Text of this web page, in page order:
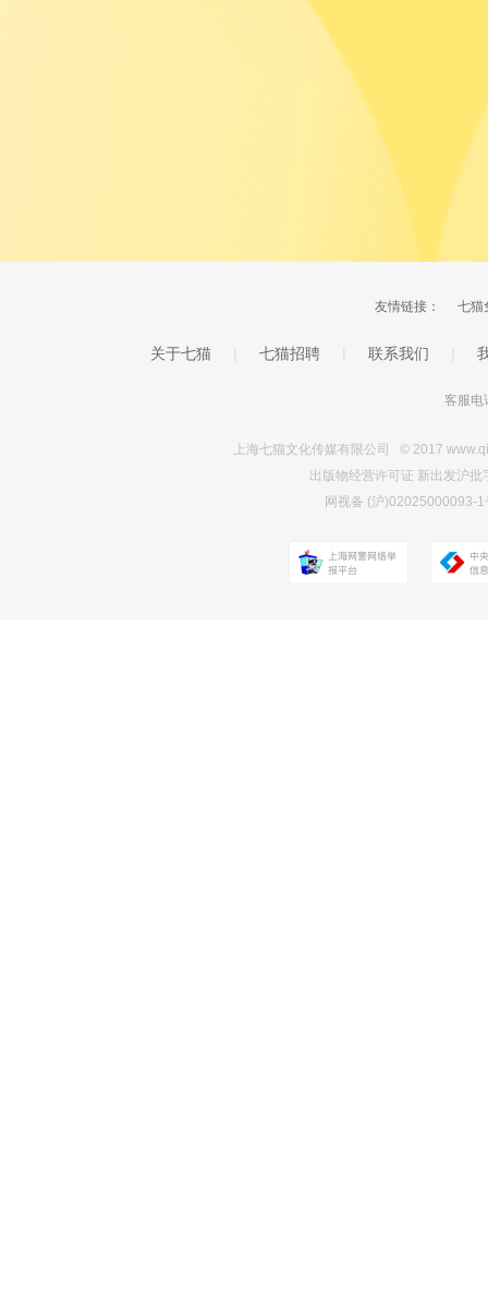
友情链接： 七猫
关于七猫 七猫招聘 联系我们
客服电
上海七猫文化传媒有限公司 © 2017
出版物经营许可证 新出发沪
网视备 (沪)02025000093-